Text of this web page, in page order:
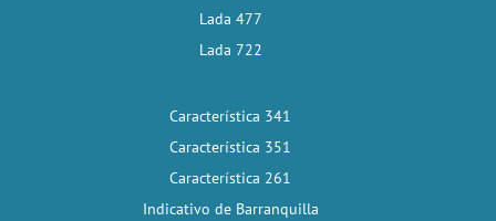
Lada 477
Lada 722
Característica 341
Característica 351
Característica 261
Indicativo de Barranquilla